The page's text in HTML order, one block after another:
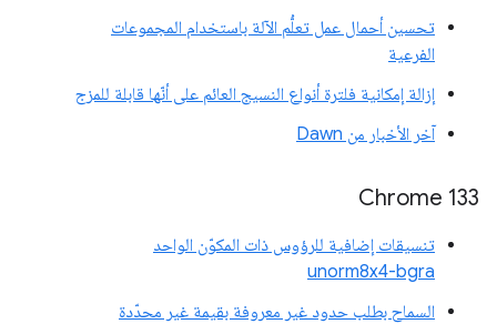
تحسين أحمال عمل تعلُّم الآلة باستخدام المجموعات
الفرعية
إزالة إمكانية فلترة أنواع النسيج العائم على أنّها قابلة للمزج
آخر الأخبار من Dawn
‫Chrome 133
تنسيقات إضافية للرؤوس ذات المكوّن الواحد
unorm8x4-bgra
السماح بطلب حدود غير معروفة بقيمة غير محدّدة